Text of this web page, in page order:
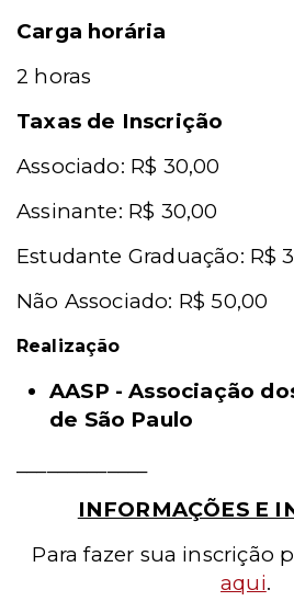
Carga horária
2 horas
Taxas de Inscrição
Associado: R$ 30,00
Assinante: R$ 30,00
Estudante Graduação: R$
Não Associado: R$ 50,00
Realização
AASP - Associação
de São Paulo
INFORMAÇÕES E
Para fazer sua inscrição
aqui.